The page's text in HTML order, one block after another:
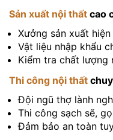
Sản xuất nội thất cao
Xưởng sản xuất hiện
Vật liệu nhập khẩu
Kiểm tra chất lượng
Thi công nội thất
Đội ngũ thợ lành
Thi công sạch sẽ,
Đảm bảo an toàn